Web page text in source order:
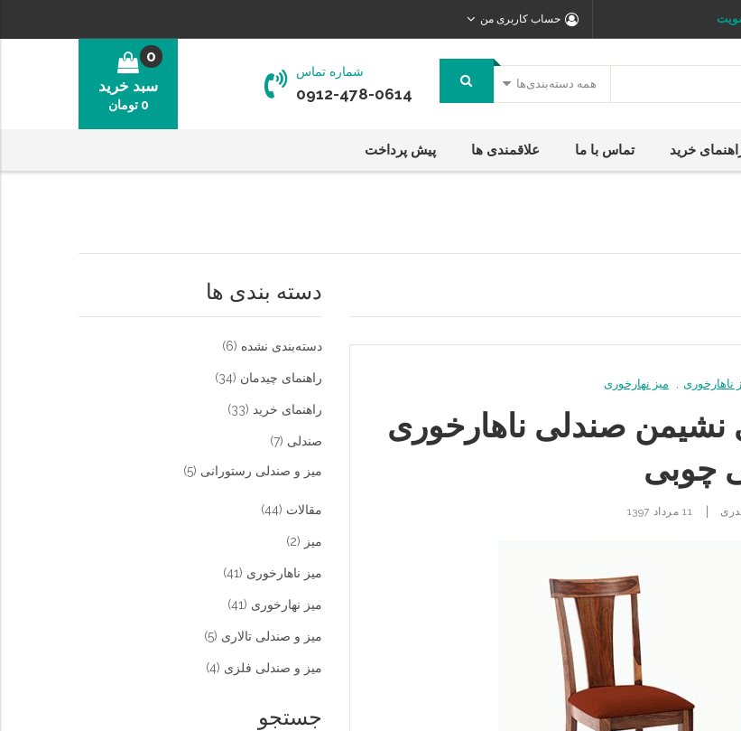
حساب کاربری من
همه دسته‌بندی‌ها
شماره تماس
0912-478-0614 سبد خرید
0
0 تومان
خرید تماس با ما علاقمندی ها پیش پرداخت
دسته بندی ها
دسته‌بندی نشده (6)
راهنمای چیدمان (34)
راهنمای خرید (33)
صندلی (7)
میز و صندلی رستورانی (5)
مقالات (44)
میز (2)
میز ناهارخوری (41)
میز نهارخوری (41)
میز و صندلی تالاری (5)
میز و صندلی فلزی (4)
جستجو
ناهارخوری میز نهارخوری
صندلی ناهارخوری
چوبی
11 مرداد 1397